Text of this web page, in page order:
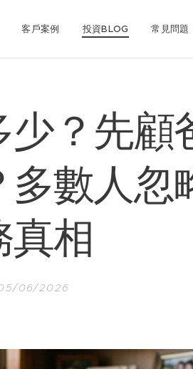
客戶案例 投資BLOG 常見問題
？先顧
多數人忽
真相
06/2026